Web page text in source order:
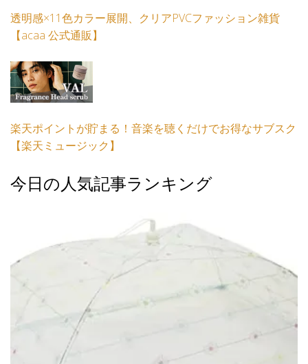
透明感×11色カラー展開、クリアPVCファッション雑貨
【acaa 公式通販】
楽天ポイントが貯まる！音楽を聴くだけでお得なサブスク
【楽天ミュージック】
今日の人気記事ランキング